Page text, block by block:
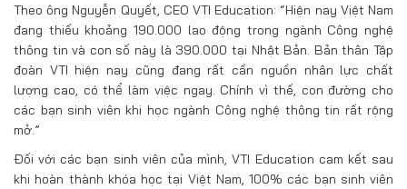
Theo ông Nguyễn Quyết, CEO VTI Education: “Hiện nay Việt Nam
đang thiếu khoảng 190.000 lao động trong ngành Công nghệ
thông tin và con số này là 390.000 tại Nhật Bản. Bản thân Tập
đoàn VTI hiện nay cũng đang rất cần nguồn nhân lực chất
lượng cao, có thể làm việc ngay. Chính vì thế, con đường cho
các bạn sinh viên khi học ngành Công nghệ thông tin rất rộng
mở.”
Đối với các bạn sinh viên của mình, VTI Education cam kết sau
khi hoàn thành khóa học tại Việt Nam, 100% các bạn sinh viên